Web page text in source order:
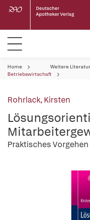
Home Weitere Literatur
Betriebswirtschaft
Rohrlack, Kirsten
Praktisches